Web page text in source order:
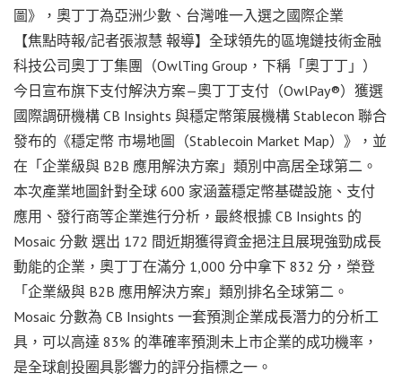
圖》，奧丁丁為亞洲少數、台灣唯一入選之國際企業
【焦點時報/記者張淑慧 報導】全球領先的區塊鏈技術金融
科技公司奧丁丁集團（OwlTing Group，下稱「奧丁丁」）
今日宣布旗下支付解決方案—奧丁丁支付（OwlPay®）獲選
國際調研機構 CB Insights 與穩定幣策展機構 Stablecon 聯合
發布的《穩定幣 市場地圖（Stablecoin Market Map）》，並
在「企業級與 B2B 應用解決方案」類別中高居全球第二。
本次產業地圖針對全球 600 家涵蓋穩定幣基礎設施、支付
應用、發行商等企業進行分析，最終根據 CB Insights 的
Mosaic 分數 選出 172 間近期獲得資金挹注且展現強勁成長
動能的企業，奧丁丁在滿分 1,000 分中拿下 832 分，榮登
「企業級與 B2B 應用解決方案」類別排名全球第二。
Mosaic 分數為 CB Insights 一套預測企業成長潛力的分析工
具，可以高達 83% 的準確率預測未上市企業的成功機率，
是全球創投圈具影響力的評分指標之一。